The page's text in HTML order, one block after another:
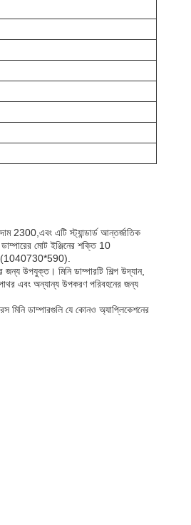
2300,এবং এটি স্ট্যান্ডার্ড আন্তর্জাতিক
মোট ইঞ্জিনের শক্তি 10
(1040730*590).
জন্য উপযুক্ত। মিনি ডাম্পারটি শিল্প উদ্যান,
এবং অন্যান্য উপকরণ পরিবহনের জন্য
মিনি ডাম্পারগুলি যে কোনও অ্যাপ্লিকেশনের